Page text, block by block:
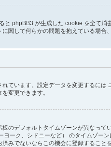
と phpBB3 が生成した cookie を全て
関して何らかの問題を抱えている場合
ています。設定データを変更するに
変更できます。
のデフォルトタイムゾーンが異なっ
ーク、シドニーなど） のタイムゾー
みでないならこの機会に登録すること